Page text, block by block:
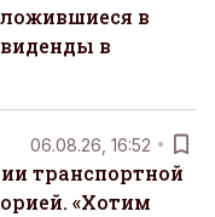
в
в
06.08.26, 16:52
транспортной
«Хотим